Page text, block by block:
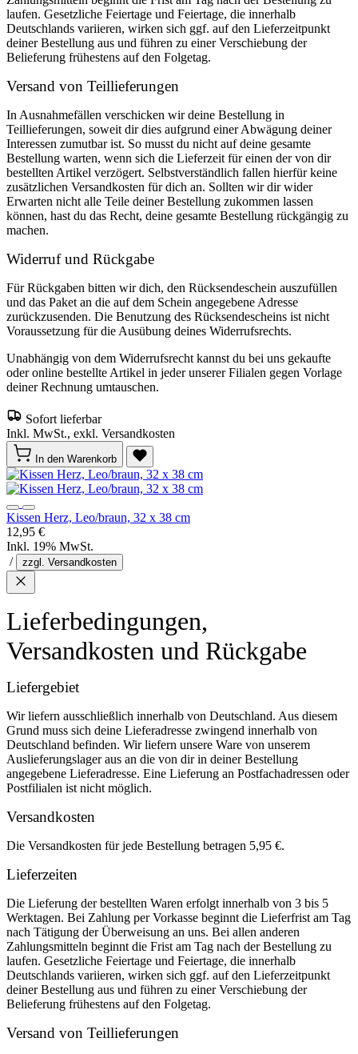
laufen. Gesetzliche Feiertage und Feiertage, die innerhalb
Deutschlands variieren, wirken sich ggf. auf den Lieferzeitpunkt
deiner Bestellung aus und führen zu einer Verschiebung der
Belieferung frühestens auf den Folgetag.
Versand von Teillieferungen
In Ausnahmefällen verschicken wir deine Bestellung in
Teillieferungen, soweit dir dies aufgrund einer Abwägung deiner
Interessen zumutbar ist. So musst du nicht auf deine gesamte
Bestellung warten, wenn sich die Lieferzeit für einen der von dir
bestellten Artikel verzögert. Selbstverständlich fallen hierfür keine
zusätzlichen Versandkosten für dich an. Sollten wir dir wider
Erwarten nicht alle Teile deiner Bestellung zukommen lassen
können, hast du das Recht, deine gesamte Bestellung rückgängig zu
machen.
Widerruf und Rückgabe
Für Rückgaben bitten wir dich, den Rücksendeschein auszufüllen
und das Paket an die auf dem Schein angegebene Adresse
zurückzusenden. Die Benutzung des Rücksendescheins ist nicht
Voraussetzung für die Ausübung deines Widerrufsrechts.
Unabhängig von dem Widerrufsrecht kannst du bei uns gekaufte
oder online bestellte Artikel in jeder unserer Filialen gegen Vorlage
deiner Rechnung umtauschen.
Sofort lieferbar
Inkl. MwSt., exkl. Versandkosten
In den Warenkorb
Kissen Herz, Leo/braun, 32 x 38 cm
12,95 €
Inkl. 19% MwSt.
/
zzgl. Versandkosten
Lieferbedingungen,
Versandkosten und Rückgabe
Liefergebiet
Wir liefern ausschließlich innerhalb von Deutschland. Aus diesem
Grund muss sich deine Lieferadresse zwingend innerhalb von
Deutschland befinden. Wir liefern unsere Ware von unserem
Auslieferungslager aus an die von dir in deiner Bestellung
angegebene Lieferadresse. Eine Lieferung an Postfachadressen oder
Postfilialen ist nicht möglich.
Versandkosten
Die Versandkosten für jede Bestellung betragen 5,95 €.
Lieferzeiten
Die Lieferung der bestellten Waren erfolgt innerhalb von 3 bis 5
Werktagen. Bei Zahlung per Vorkasse beginnt die Lieferfrist am Tag
nach Tätigung der Überweisung an uns. Bei allen anderen
Zahlungsmitteln beginnt die Frist am Tag nach der Bestellung zu
laufen. Gesetzliche Feiertage und Feiertage, die innerhalb
Deutschlands variieren, wirken sich ggf. auf den Lieferzeitpunkt
deiner Bestellung aus und führen zu einer Verschiebung der
Belieferung frühestens auf den Folgetag.
Versand von Teillieferungen